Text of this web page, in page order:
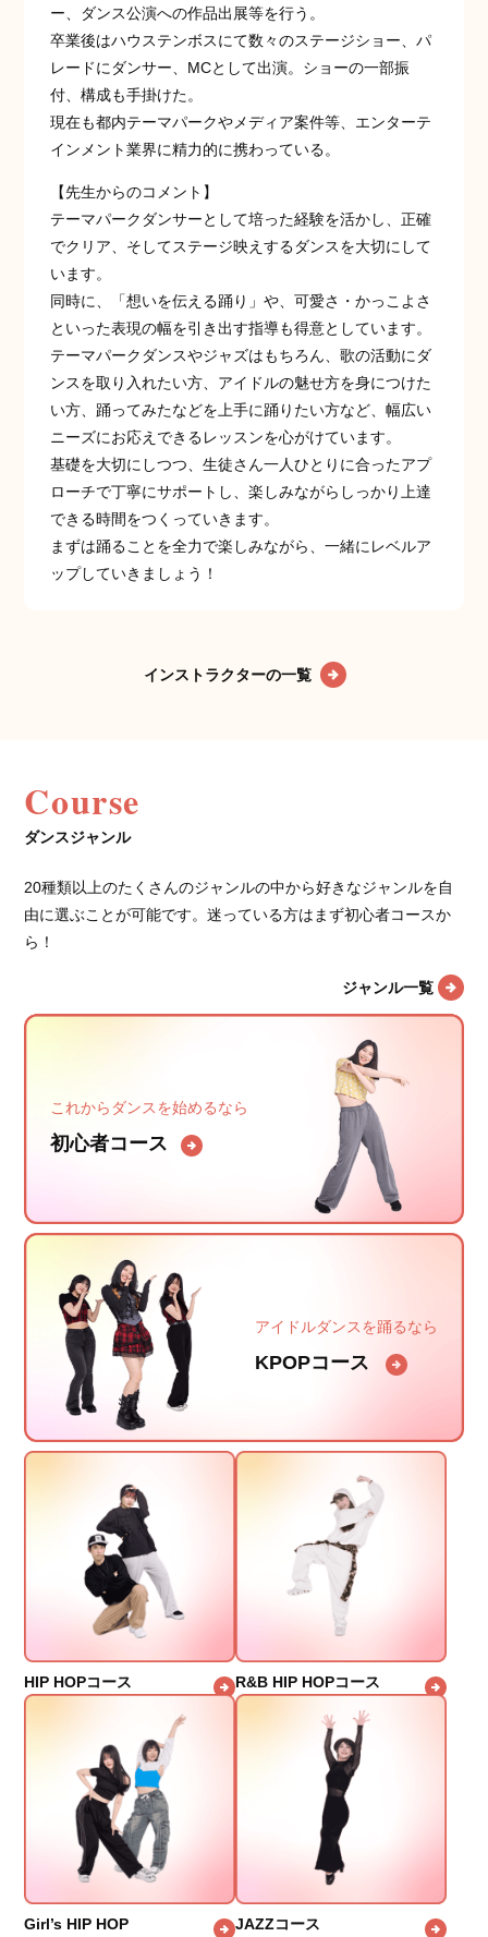
ー、ダンス公演への作品出展等を行う。
卒業後はハウステンボスにて数々のステージショー、パ
レードにダンサー、MCとして出演。ショーの一部振
付、構成も手掛けた。
現在も都内テーマパークやメディア案件等、エンターテ
インメント業界に精力的に携わっている。
【先生からのコメント】
テーマパークダンサーとして培った経験を活かし、正確
でクリア、そしてステージ映えするダンスを大切にして
います。
同時に、「想いを伝える踊り」や、可愛さ・かっこよさ
といった表現の幅を引き出す指導も得意としています。
テーマパークダンスやジャズはもちろん、歌の活動にダ
ンスを取り入れたい方、アイドルの魅せ方を身につけた
い方、踊ってみたなどを上手に踊りたい方など、幅広い
ニーズにお応えできるレッスンを心がけています。
基礎を大切にしつつ、生徒さん一人ひとりに合ったアプ
ローチで丁寧にサポートし、楽しみながらしっかり上達
できる時間をつくっていきます。
まずは踊ることを全力で楽しみながら、一緒にレベルア
ップしていきましょう！
インストラクターの一覧
Course
ダンスジャンル
20種類以上のたくさんのジャンルの中から好きなジャンルを自
由に選ぶことが可能です。迷っている方はまず初心者コースか
ら！
ジャンル一覧
これからダンスを始めるなら
初心者コース
アイドルダンスを踊るなら
KPOPコース
HIP HOPコース R&B HIP HOPコース
Girl’s HIP HOP
JAZZコース